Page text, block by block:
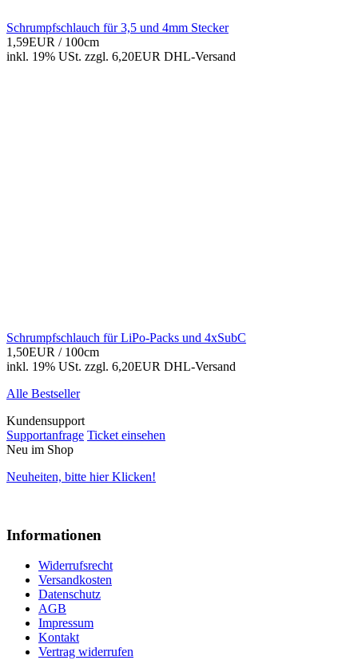
Schrumpfschlauch für 3,5 und 4mm Stecker
1,59EUR / 100cm
inkl. 19% USt. zzgl. 6,20EUR DHL-Versand
Schrumpfschlauch für LiPo-Packs und 4xSubC
1,50EUR / 100cm
inkl. 19% USt. zzgl. 6,20EUR DHL-Versand
Alle Bestseller
Kundensupport
Supportanfrage Ticket einsehen
Neu im Shop
Neuheiten, bitte hier Klicken!
Informationen
Widerrufsrecht
Versandkosten
Datenschutz
AGB
Impressum
Kontakt
Vertrag widerrufen